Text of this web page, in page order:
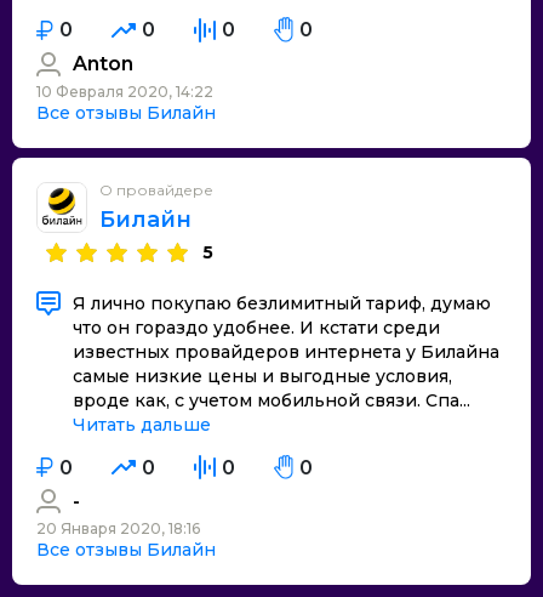
0 0 0
0
Anton
10 Февраля 2020, 14:22
Все отзывы Билайн
О провайдере
Билайн
5
Я лично покупаю безлимитный тариф, думаю
что он гораздо удобнее. И кстати среди
известных провайдеров интернета у Билайна
самые низкие цены и выгодные условия,
вроде как, с учетом мобильной связи. Спа...
Читать дальше
0 0 0
0
-
20 Января 2020, 18:16
Все отзывы Билайн